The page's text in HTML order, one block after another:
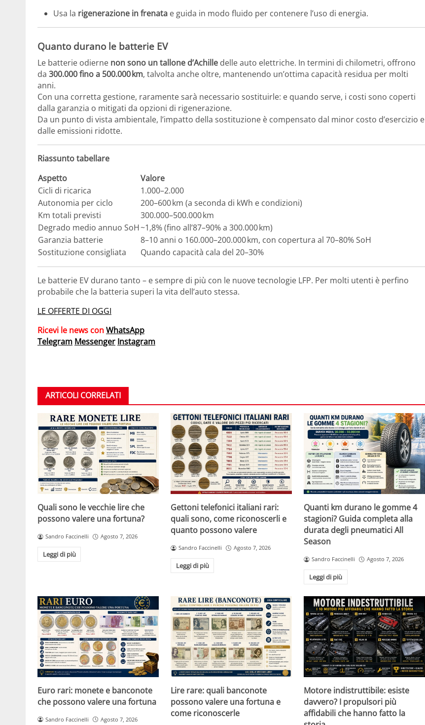
Usa la rigenerazione in frenata e guida in modo fluido per contenere l’uso di energia.
Quanto durano le batterie EV
Le batterie odierne non sono un tallone d’Achille delle auto elettriche. In termini di chilometri, offrono
da 300.000 fino a 500.000 km, talvolta anche oltre, mantenendo un’ottima capacità residua per molti
anni.
Con una corretta gestione, raramente sarà necessario sostituirle: e quando serve, i costi sono coperti
dalla garanzia o mitigati da opzioni di rigenerazione.
Da un punto di vista ambientale, l’impatto della sostituzione è compensato dal minor costo d’esercizio e
dalle emissioni ridotte.
Riassunto tabellare
Aspetto
Valore
Cicli di ricarica
1.000–2.000
Autonomia per ciclo
200–600 km (a seconda di kWh e condizioni)
Km totali previsti
300.000–500.000 km
Degrado medio annuo SoH~1,8% (fino all’87–90% a 300.000 km)
Garanzia batterie
8–10 anni o 160.000–200.000 km, con copertura al 70–80% SoH
Sostituzione consigliata
Quando capacità cala del 20–30%
Le batterie EV durano tanto – e sempre di più con le nuove tecnologie LFP. Per molti utenti è perfino
probabile che la batteria superi la vita dell’auto stessa.
LE OFFERTE DI OGGI
Ricevi le news conWhatsApp
Telegram Messenger Instagram
ARTICOLI CORRELATI
Quali sono le vecchie lire che
possono valere una fortuna?
Sandro Faccinelli Agosto 7, 2026
Leggi di più
Gettoni telefonici italiani rari:
quali sono, come riconoscerli e
quanto possono valere
Sandro Faccinelli Agosto 7, 2026
Leggi di più
Quanti km durano le gomme 4
stagioni? Guida completa alla
durata degli pneumatici All
Season
Sandro Faccinelli Agosto 7, 2026
Leggi di più
Euro rari: monete e banconote
che possono valere una fortuna
Sandro Faccinelli Agosto 7, 2026
Lire rare: quali banconote
possono valere una fortuna e
come riconoscerle
Motore indistruttibile: esiste
davvero? I propulsori più
affidabili che hanno fatto la